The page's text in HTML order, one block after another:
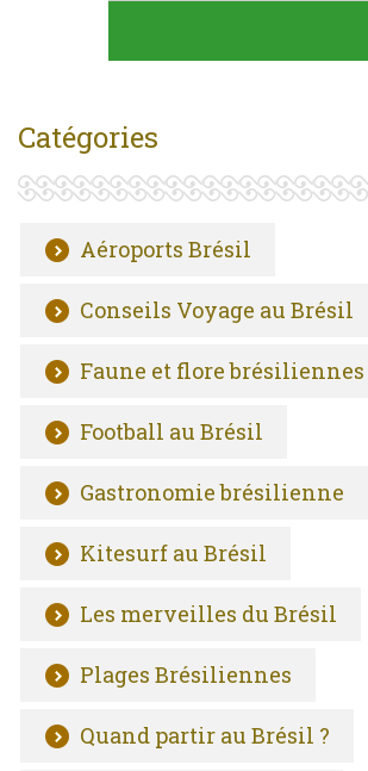
Catégories
Aéroports Brésil
Conseils Voyage au Brésil
Faune et flore brésiliennes
Football au Brésil
Gastronomie brésilienne
Kitesurf au Brésil
Les merveilles du Brésil
Plages Brésiliennes
Quand partir au Brésil ?